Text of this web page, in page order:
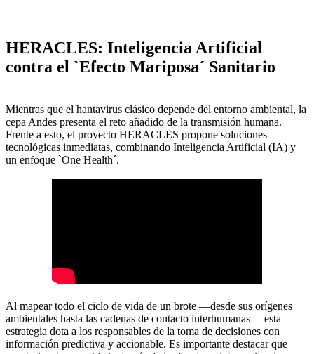
HERACLES: Inteligencia Artificial
contra el `Efecto Mariposa´ Sanitario
Mientras que el hantavirus clásico depende del entorno ambiental, la
cepa Andes presenta el reto añadido de la transmisión humana.
Frente a esto, el proyecto HERACLES propone soluciones
tecnológicas inmediatas, combinando Inteligencia Artificial (IA) y
un enfoque `One Health´.
Al mapear todo el ciclo de vida de un brote —desde sus orígenes
ambientales hasta las cadenas de contacto interhumanas— esta
estrategia dota a los responsables de la toma de decisiones con
información predictiva y accionable. Es importante destacar que